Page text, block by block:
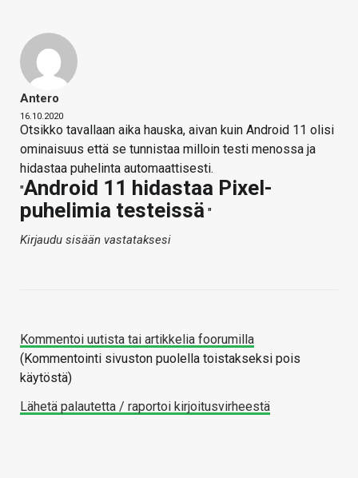
Antero
16.10.2020
Otsikko tavallaan aika hauska, aivan kuin Android 11 olisi
ominaisuus että se tunnistaa milloin testi menossa ja
hidastaa puhelinta automaattisesti.
"Android 11 hidastaa Pixel-
puhelimia testeissä "
Kirjaudu sisään vastataksesi
Kommentoi uutista tai artikkelia foorumilla
(Kommentointi sivuston puolella toistakseksi pois
käytöstä)
Lähetä palautetta / raportoi kirjoitusvirheestä